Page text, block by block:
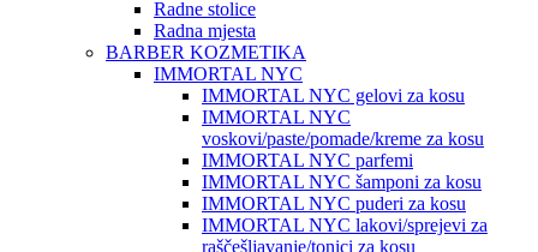
Radne stolice
Radna mjesta
BARBER KOZMETIKA
IMMORTAL NYC
IMMORTAL NYC gelovi za kosu
IMMORTAL NYC
voskovi/paste/pomade/kreme za kosu
IMMORTAL NYC parfemi
IMMORTAL NYC šamponi za kosu
IMMORTAL NYC puderi za kosu
IMMORTAL NYC lakovi/sprejevi za
raščešljavanje/tonici za kosu